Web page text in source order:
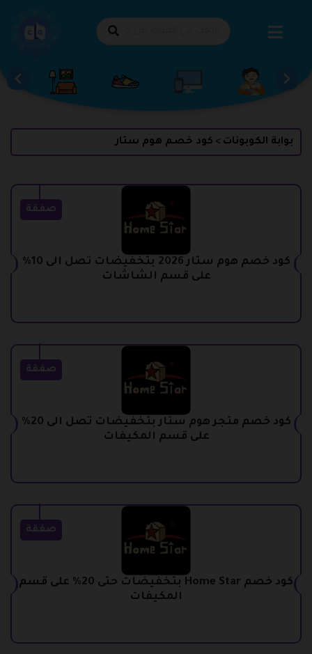
بوابة الكوبونات > كود خصم هوم ستار
صفقة
كود خصم هوم ستار 2026 بتخفيضات تصل الى 10%
على قسم الشاشات
صفقة
كود خصم متجر هوم ستار بتخفيضات تصل الى 20%
على قسم المكيفات
صفقة
كود خصم Home Star بتخفيضات حتى 20% على قسم
المكيفات